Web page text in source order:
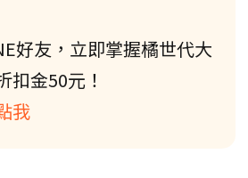
好友，立即掌握橘世代大
扣金50元！
我